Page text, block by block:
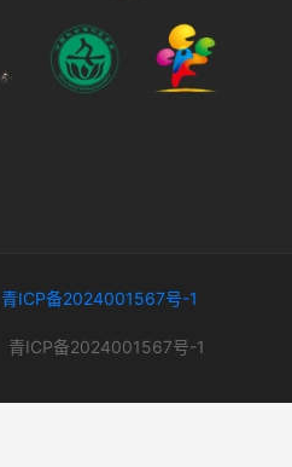
青ICP备2024001567号-1
青ICP备2024001567号-1